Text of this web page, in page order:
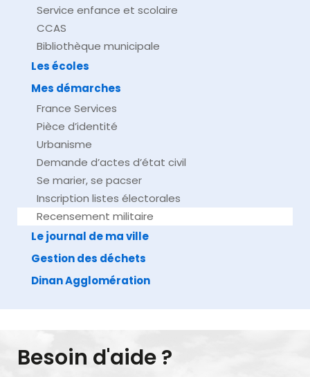
Service enfance et scolaire
CCAS
Bibliothèque municipale
Les écoles
Mes démarches
France Services
Pièce d’identité
Urbanisme
Demande d’actes d’état civil
Se marier, se pacser
Inscription listes électorales
Recensement militaire
Le journal de ma ville
Gestion des déchets
Dinan Agglomération
Besoin d'aide ?